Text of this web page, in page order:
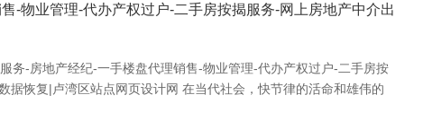
-物业管理-代办产权过户-二手房按揭服务-网上房地产中介出
务-房地产经纪-一手楼盘代理销售-物业管理-代办产权过户-二手房按
恢复|卢湾区站点网页设计网 在当代社会，快节律的活命和雄伟的